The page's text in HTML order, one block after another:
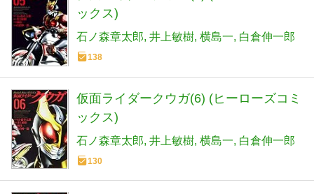
ックス)
石ノ森章太郎 井上敏樹 横島一 白倉伸一郎
138
仮面ライダークウガ(6) (ヒーローズコミ
ックス)
石ノ森章太郎 井上敏樹 横島一 白倉伸一郎
130